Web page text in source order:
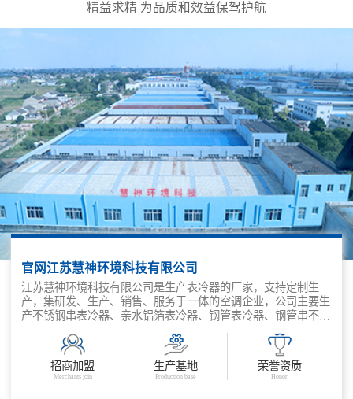
精益求精 为品质和效益保驾护航
官网江苏慧神环境科技有限公司
江苏慧神环境科技有限公司是生产表冷器的厂家，支持定制生
产，集研发、生产、销售、服务于一体的空调企业，公司主要生
产不锈钢串表冷器、亲水铝箔表冷器、钢管表冷器、钢管串不锈
钢表冷器、不锈钢表冷器、环保设备、空调设备及配件、制冷设
备及配件、配电开关控制设备、除尘设备、干燥设备、净化设
备、通风设备、防火阀、排烟防火阀、排烟阀、排烟口、轴流式
消防排烟风机、混流式消防排烟风机、离心式消防排烟风机等产
招商加盟
Merchants join
生产基地
Production base
荣誉资质
Honor